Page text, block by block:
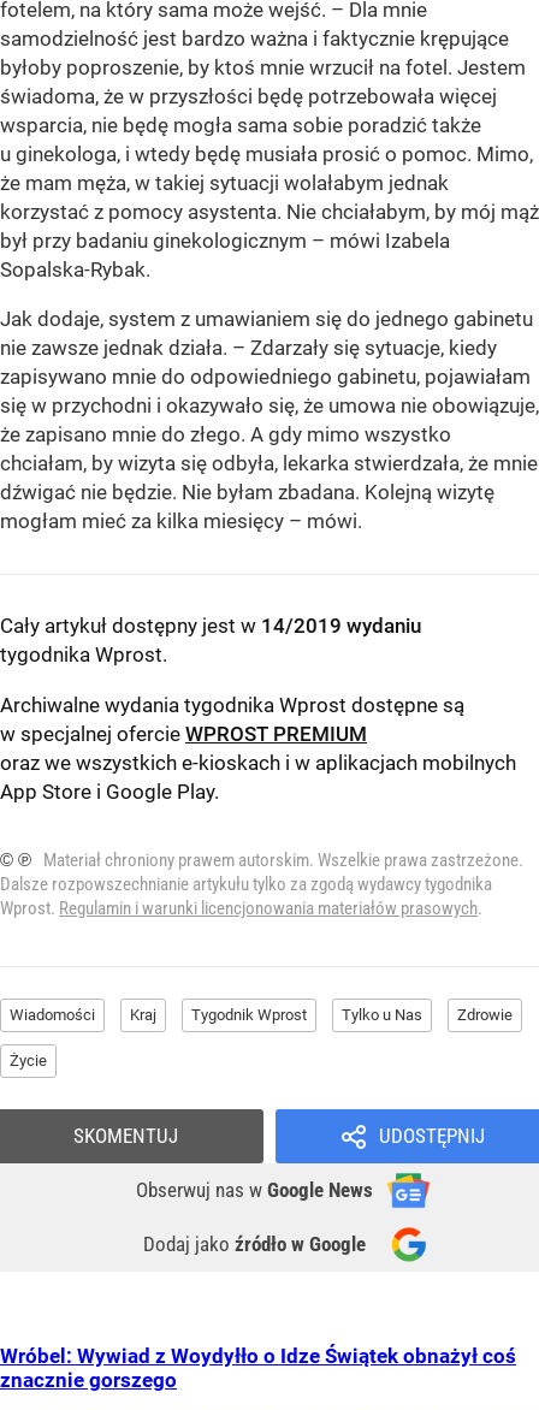
fotelem, na który sama może wejść. – Dla mnie
samodzielność jest bardzo ważna i faktycznie krępujące
byłoby poproszenie, by ktoś mnie wrzucił na fotel. Jestem
świadoma, że w przyszłości będę potrzebowała więcej
wsparcia, nie będę mogła sama sobie poradzić także
u ginekologa, i wtedy będę musiała prosić o pomoc. Mimo,
że mam męża, w takiej sytuacji wolałabym jednak
korzystać z pomocy asystenta. Nie chciałabym, by mój mąż
był przy badaniu ginekologicznym – mówi Izabela
Sopalska-Rybak.
Jak dodaje, system z umawianiem się do jednego gabinetu
nie zawsze jednak działa. – Zdarzały się sytuacje, kiedy
zapisywano mnie do odpowiedniego gabinetu, pojawiałam
się w przychodni i okazywało się, że umowa nie obowiązuje,
że zapisano mnie do złego. A gdy mimo wszystko
chciałam, by wizyta się odbyła, lekarka stwierdzała, że mnie
dźwigać nie będzie. Nie byłam zbadana. Kolejną wizytę
mogłam mieć za kilka miesięcy – mówi.
Cały artykuł dostępny jest w 14/2019 wydaniu
tygodnika Wprost.
Archiwalne wydania tygodnika Wprost dostępne są
w specjalnej ofercie WPROST PREMIUM
oraz we wszystkich e-kioskach i w aplikacjach mobilnych
App Store i Google Play.
© ℗
Materiał chroniony prawem autorskim. Wszelkie prawa zastrzeżone.
Dalsze rozpowszechnianie artykułu tylko za zgodą wydawcy tygodnika
Wprost. Regulamin i warunki licencjonowania materiałów prasowych.
Wiadomości Kraj Tygodnik Wprost Tylko u Nas Zdrowie
Życie
UDOSTĘPNIJ
Obserwuj nas w Google News
Dodaj jako źródło w Google
SKOMENTUJ
Wróbel: Wywiad z Woydyłło o Idze Świątek obnażył coś
znacznie gorszego